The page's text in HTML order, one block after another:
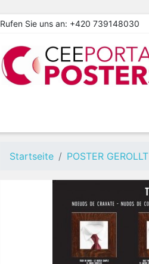
Rufen Sie uns an: +420 739148030
Startseite POSTER GEROLLT